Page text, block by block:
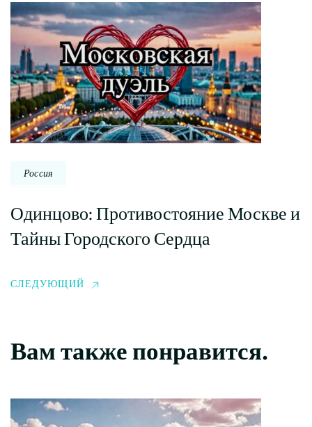
Россия
Одинцово: Противостояние Москве и
Тайны Городского Сердца
СЛЕДУЮЩИЙ
Вам также понравится.